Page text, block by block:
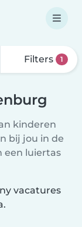
Filters 1
kinderen
bij jou in de
een luiertas
vacatures